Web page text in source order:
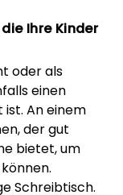
Ihre Kinder
oder als
einen
An einem
der gut
bietet, um
Schreibtisch.